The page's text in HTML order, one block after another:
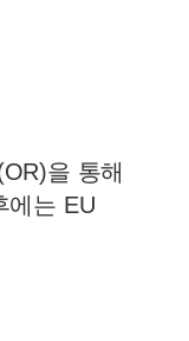
을 통해
에는 EU